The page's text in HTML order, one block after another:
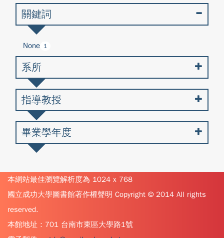
關鍵詞
None 1
系所
指導教授
畢業學年度
本網站最佳瀏覽解析度為 1024 x 768
國立成功大學圖書館著作權聲明 Copyright © 2014 All rights
reserved.
本館地址：701 台南市東區大學路1號